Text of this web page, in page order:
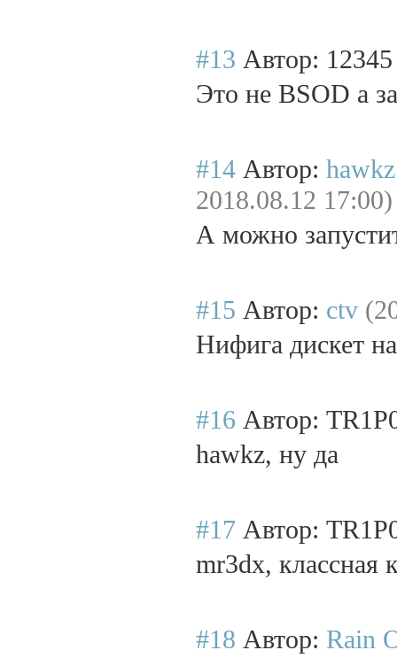
#13 Автор:
Это не BSOD а
#14 Автор: hawkz
2018.08.12 17:00)
А можно
#15 Автор: ctv
Нифига дискет
#16 Автор:
hawkz, ну да
#17 Автор:
mr3dx, классная
#18 Автор: Rain